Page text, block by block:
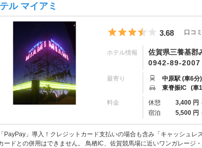
ル マイアミ
5つ星のうち
3.68 口コミ
ホテル情報
佐賀県三養基郡
0942-89-2007
最寄り
中原駅 (車6分)
東脊振IC (車
料金 休憩 3,400 円
宿泊
5,500 円
PayPay」導入！クレジットカード支払いの場合も含み「キャッシュ
ードとの併用はできません。 鳥栖IC、佐賀競馬場に近いワンガレージ